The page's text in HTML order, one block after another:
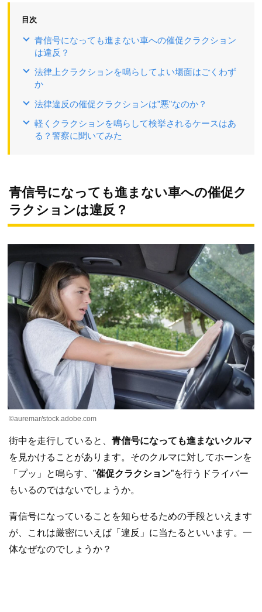
目次
青信号になっても進まない車への催促クラクション
は違反？
法律上クラクションを鳴らしてよい場面はごくわず
か
法律違反の催促クラクションは”悪”なのか？
軽くクラクションを鳴らして検挙されるケースはあ
る？警察に聞いてみた
青信号になっても進まない車への催促ク
ラクションは違反？
©︎auremar/stock.adobe.com
街中を走行していると、 青信号になっても進まないクルマ
を見かけることがあります。そのクルマに対してホーンを
「プッ」と鳴らす、”催促クラクション”を行うドライバー
もいるのではないでしょうか。
青信号になっていることを知らせるための手段といえます
が、これは厳密にいえば「違反」に当たるといいます。一
体なぜなのでしょうか？